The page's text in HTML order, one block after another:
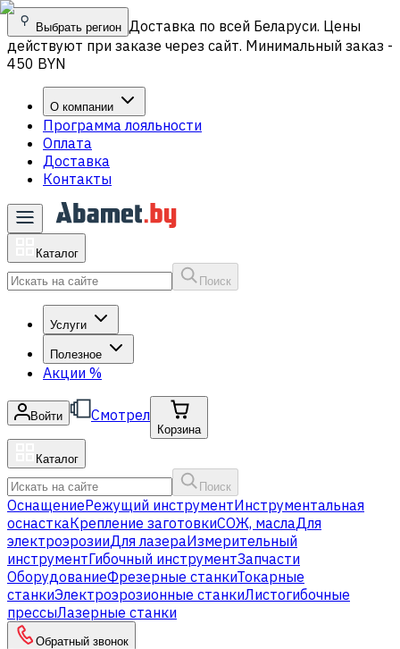
Выбрать регион Доставка по всей Беларуси. Цены
действуют при заказе через сайт. Минимальный заказ -
450 BYN
О компании
Программа лояльности
Оплата
Доставка
Контакты
Каталог
Поиск
Услуги
Полезное
Акции %
Войти Смотрел
Корзина
Каталог
Поиск
ОснащениеРежущий инструментИнструментальная
оснасткаКрепление заготовкиСОЖ, маслаДля
электроэрозииДля лазераИзмерительный
инструментГибочный инструментЗапчасти
ОборудованиеФрезерные станкиТокарные
станкиЭлектроэрозионные станкиЛистогибочные
прессыЛазерные станки
Обратный звонок